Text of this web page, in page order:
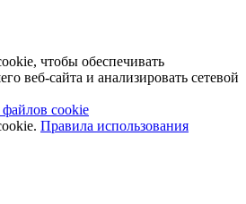
чтобы обеспечивать
веб-сайта и анализировать сетевой
cookie
Правила использования